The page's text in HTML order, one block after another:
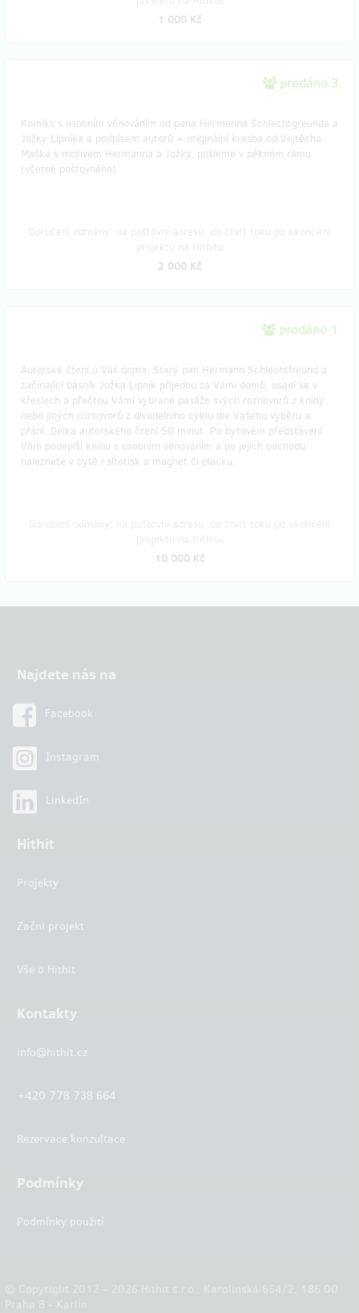
1 000 Kč
prodáno 3
Komiks s osobním věnováním od pana Hermanna Schlechtgreunda a
Jožky Lipnika a podpisem autorů + originální kresba od Vojtěcha
Maška s motivem Hermanna a Jožky, pošleme v pěkném rámu
(včetně poštovného)
2 000 Kč
prodáno 1
Autorské čtení u Vás doma. Starý pan Hermann Schlechtfreund a
začínající básník Jožka Lipnik přijedou za Vámi domů, usadí se v
křeslech a přečtou Vámi vybrané pasáže svých rozhovorů z knihy
nebo jiných rozhovorů z divadelního cyklu dle Vašeho výběru a
přání. Délka autorského čtení 50 minut. Po bytovém představení
Vám podepíší knihu s osobním věnováním a po jejich odchodu
naleznete v bytě i sítotisk a magnet či placku.
10 000 Kč
Najdete nás na
Facebook
Instagram
LinkedIn
Hithit
Projekty
Začni projekt
Vše o Hithit
Kontakty
info@hithit.cz
+420 778 738 664
Rezervace konzultace
Podmínky
Podmínky použití